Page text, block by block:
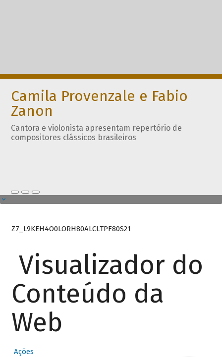
Camila Provenzale e Fabio
Zanon
Cantora e violonista apresentam repertório de
compositores clássicos brasileiros
Z7_L9KEH4O0LORH80ALCLTPF80S21
Visualizador do
Conteúdo da
Web
Ações